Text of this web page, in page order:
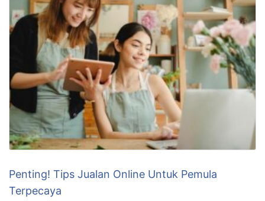
Penting! Tips Jualan Online Untuk Pemula
Terpecaya